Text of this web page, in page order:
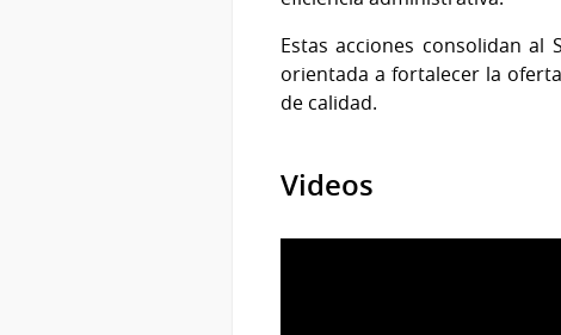
Estas acciones consolidan al
orientada a fortalecer la
de calidad.
Videos